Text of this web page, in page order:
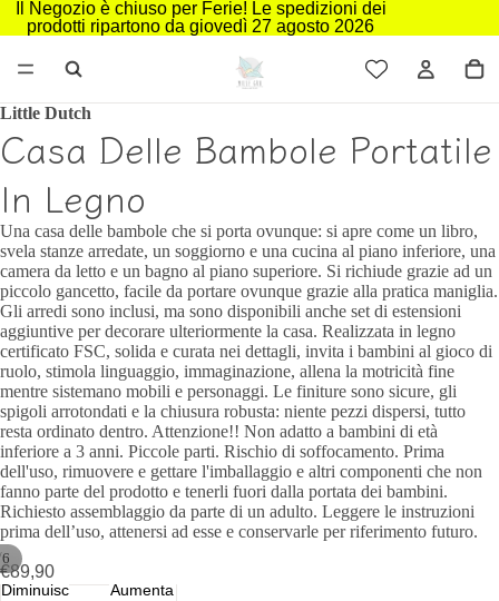
Il Negozio è chiuso per Ferie! Le spedizioni dei
prodotti ripartono da giovedì 27 agosto 2026
6
Little Dutch
Casa Delle Bambole Portatile
In Legno
Una casa delle bambole che si porta ovunque: si apre come un libro,
svela stanze arredate, un soggiorno e una cucina al piano inferiore, una
camera da letto e un bagno al piano superiore. Si richiude grazie ad un
piccolo gancetto, facile da portare ovunque grazie alla pratica maniglia.
Gli arredi sono inclusi, ma sono disponibili anche set di estensioni
aggiuntive per decorare ulteriormente la casa. Realizzata in legno
certificato FSC, solida e curata nei dettagli, invita i bambini al gioco di
ruolo, stimola linguaggio, immaginazione, allena la motricità fine
mentre sistemano mobili e personaggi. Le finiture sono sicure, gli
spigoli arrotondati e la chiusura robusta: niente pezzi dispersi, tutto
resta ordinato dentro. Attenzione!! Non adatto a bambini di età
inferiore a 3 anni. Piccole parti. Rischio di soffocamento. Prima
dell'uso, rimuovere e gettare l'imballaggio e altri componenti che non
fanno parte del prodotto e tenerli fuori dalla portata dei bambini.
Richiesto assemblaggio da parte di un adulto. Leggere le instruzioni
prima dell’uso, attenersi ad esse e conservarle per riferimento futuro.
€89,90
Diminuisci
Aumenta